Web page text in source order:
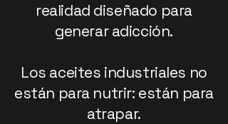
realidad diseñado para
generar adicción.
Los aceites industriales no
están para nutrir: están para
atrapar.